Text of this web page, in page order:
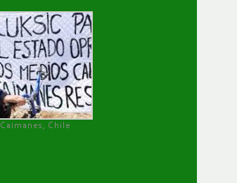
Caimanes, Chile